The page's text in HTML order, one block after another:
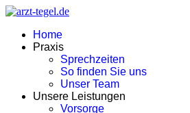
Home
Praxis
Sprechzeiten
So finden Sie uns
Unser Team
Unsere Leistungen
Vorsorge